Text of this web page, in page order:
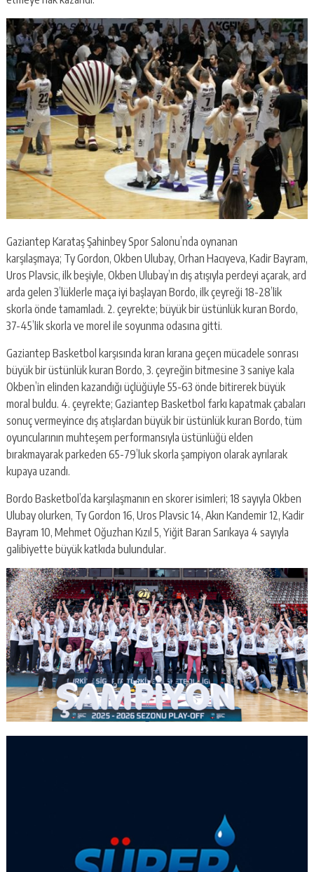
Gaziantep Karataş Şahinbey Spor Salonu’nda oynanan
karşılaşmaya; Ty Gordon, Okben Ulubay, Orhan Hacıyeva, Kadir Bayram,
Uros Plavsic, ilk beşiyle, Okben Ulubay’ın dış atışıyla perdeyi açarak, ard
arda gelen 3’lüklerle maça iyi başlayan Bordo, ilk çeyreği 18-28’lik
skorla önde tamamladı. 2. çeyrekte; büyük bir üstünlük kuran Bordo,
37-45’lik skorla ve morel ile soyunma odasına gitti.
Gaziantep Basketbol karşısında kıran kırana geçen mücadele sonrası
büyük bir üstünlük kuran Bordo, 3. çeyreğin bitmesine 3 saniye kala
Okben’in elinden kazandığı üçlüğüyle 55-63 önde bitirerek büyük
moral buldu. 4. çeyrekte; Gaziantep Basketbol farkı kapatmak çabaları
sonuç vermeyince dış atışlardan büyük bir üstünlük kuran Bordo, tüm
oyuncularının muhteşem performansıyla üstünlüğü elden
bırakmayarak parkeden 65-79’luk skorla şampiyon olarak ayrılarak
kupaya uzandı.
Bordo Basketbol’da karşılaşmanın en skorer isimleri; 18 sayıyla Okben
Ulubay olurken, Ty Gordon 16, Uros Plavsic 14, Akın Kandemir 12, Kadir
Bayram 10, Mehmet Oğuzhan Kızıl 5, Yiğit Baran Sarıkaya 4 sayıyla
galibiyette büyük katkıda bulundular.